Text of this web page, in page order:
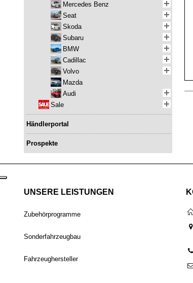
Mercedes Benz
Seat
Skoda
Subaru
BMW
Cadillac
Volvo
Mazda
Audi
Sale
Händlerportal
Prospekte
UNSERE LEISTUNGEN
Zubehörprogramme
Sonderfahrzeugbau
Fahrzeughersteller